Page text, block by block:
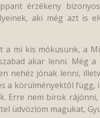
érzékeny
aki még azt is
a mi kis mókusunk, a
akar lenni. Még
nehéz jónak lenni,
a körülményektől függ,
Erre nem bírok
üdvözlöm magukat,